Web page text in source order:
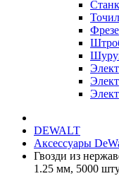
DEWALT
Аксессуары
Гвозди из
1.25 мм, 5000